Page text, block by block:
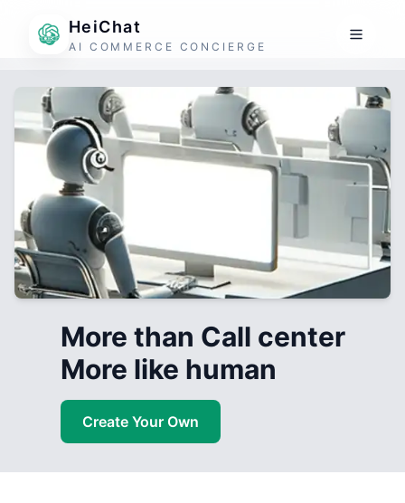
HeiChat
AI COMMERCE CONCIERGE
More than Call center
More like human
Create Your Own